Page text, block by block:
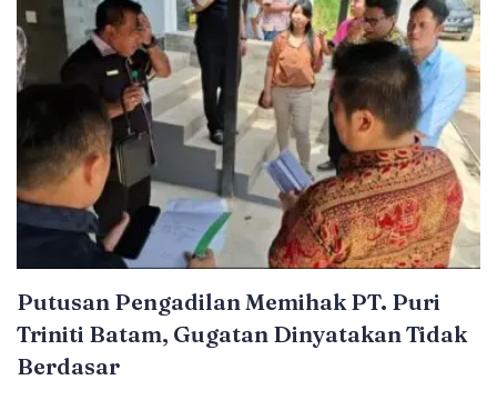
Putusan Pengadilan Memihak PT. Puri
Triniti Batam, Gugatan Dinyatakan Tidak
Berdasar